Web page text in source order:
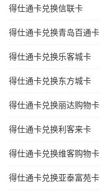
得仕通卡兑换信联卡
得仕通卡兑换青岛百通卡
得仕通卡兑换乐客城卡
得仕通卡兑换东方城卡
得仕通卡兑换丽达购物卡
得仕通卡兑换利客来卡
得仕通卡兑换维客购物卡
得仕通卡兑换亚泰富苑卡